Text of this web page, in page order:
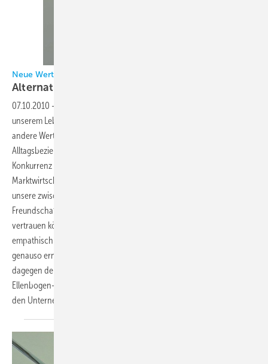
Neue Werte für die Wirtschaft
Alternative
07.10.2010 -
unserem Leben sein sollten, gelten heute in der Wirtschaft ganz
andere Werte als in unseren zwischenmenschlichen
Alltagsbeziehungen. Die Kombination aus Gewinnstreben und
Konkurrenz die fundamentale Antriebsstruktur der „freien“
Marktwirtschaft belohnt die gegenteiligen Verhaltensweisen, die
unsere zwischenmenschlichen Beziehungen gelingen lassen. In den
Freundschaftsbeziehungen geht es uns gut, wenn wir einander
vertrauen können, wenn wir uns gegenseitig helfen, teilen, einander
empathisch zuhören, mitfühlen und die Bedürfnisse der anderen
genauso ernst nehmen wie die eigenen. Auf dem Markt setzt sich
dagegen der Rücksichtslosere und Skrupellosere, der egoistische
Ellenbogen-Kämpfer durch, der vorrangig auf das eigene Wohl und
den Unternehmensgewinn achtet.Christian Felber,